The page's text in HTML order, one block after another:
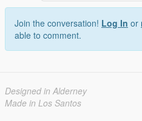
Join the conversation! Log In or
able to comment.
Designed in Alderney
Made in Los Santos